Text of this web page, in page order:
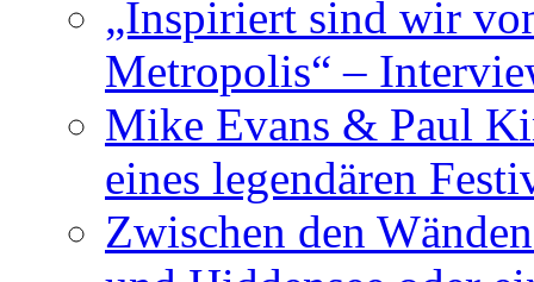
„Inspiriert sind wir
Metropolis“ –
Mike Evans & Paul
eines legendären
Zwischen den